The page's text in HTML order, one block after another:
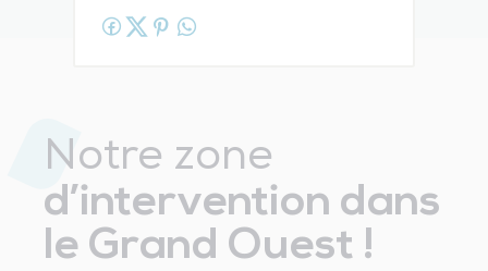
Notre zone
d’intervention dans
le Grand Ouest !